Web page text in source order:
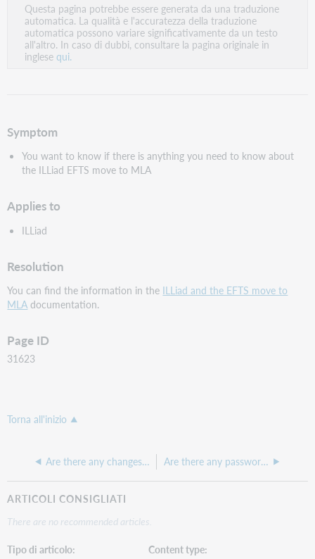
come
PDF
Questa pagina potrebbe essere generata da una traduzione
automatica. La qualità e l'accuratezza della traduzione
automatica possono variare significativamente da un testo
all'altro. In caso di dubbi, consultare la pagina originale in
inglesequi.
Symptom
You want to know if there is anything you need to know about
the ILLiad EFTS move to MLA
Applies to
ILLiad
Resolution
You can find the information in the ILLiad and the EFTS move to
MLA documentation.
Page ID
31623
Torna all'inizio
Are there any changes that ILLiad needs to make when DOCLINE updates their Address on 8/12/2019 Are there any password history requirements when setting new passwords in ILLiad?
ARTICOLI CONSIGLIATI
There are no recommended articles.
Tipo di articolo
Content type